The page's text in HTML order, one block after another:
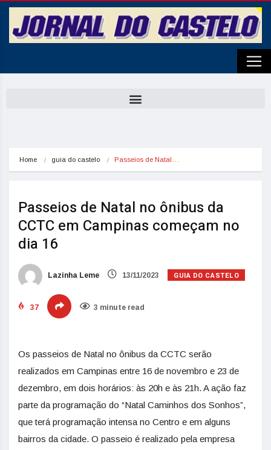
Home guia do castelo Passeios de Natal…
Passeios de Natal no ônibus da
CCTC em Campinas começam no
dia 16
Lazinha Leme 13/11/2023 GUIA DO CASTELO
37 3 minute read
Os passeios de Natal no ônibus da CCTC serão
realizados em Campinas entre 16 de novembro e 23 de
dezembro, em dois horários: às 20h e às 21h. A ação faz
parte da programação do “Natal Caminhos dos Sonhos”,
que terá programação intensa no Centro e em alguns
bairros da cidade. O passeio é realizado pela empresa